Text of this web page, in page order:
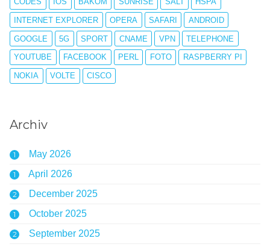
INTERNET EXPLORER OPERA SAFARI ANDROID
GOOGLE 5G SPORT CNAME VPN TELEPHONE
YOUTUBE FACEBOOK PERL FOTO RASPBERRY PI
NOKIA VOLTE CISCO
Archiv
1 May 2026
1 April 2026
2 December 2025
1 October 2025
2 September 2025